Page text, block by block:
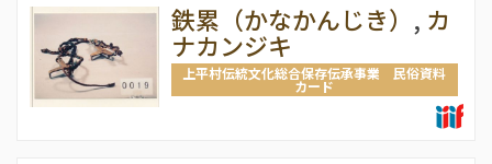
鉄累（かなかんじき） , カ
ナカンジキ
上平村伝統文化総合保存伝承事業 民俗資料
カード